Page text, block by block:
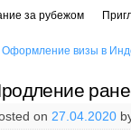
за рубежом
Оформление визы в
on 27.04.2020